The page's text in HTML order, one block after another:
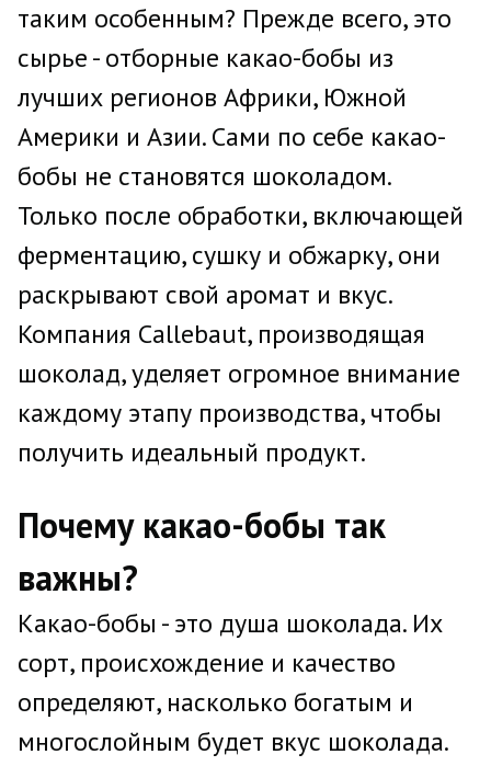
таким особенным? Прежде всего, это
сырье - отборные какао-бобы из
лучших регионов Африки, Южной
Америки и Азии. Сами по себе какао-
бобы не становятся шоколадом.
Только после обработки, включающей
ферментацию, сушку и обжарку, они
раскрывают свой аромат и вкус.
Компания Callebaut, производящая
шоколад, уделяет огромное внимание
каждому этапу производства, чтобы
получить идеальный продукт.
Почему какао-бобы так
важны?
Какао-бобы - это душа шоколада. Их
сорт, происхождение и качество
определяют, насколько богатым и
многослойным будет вкус шоколада.